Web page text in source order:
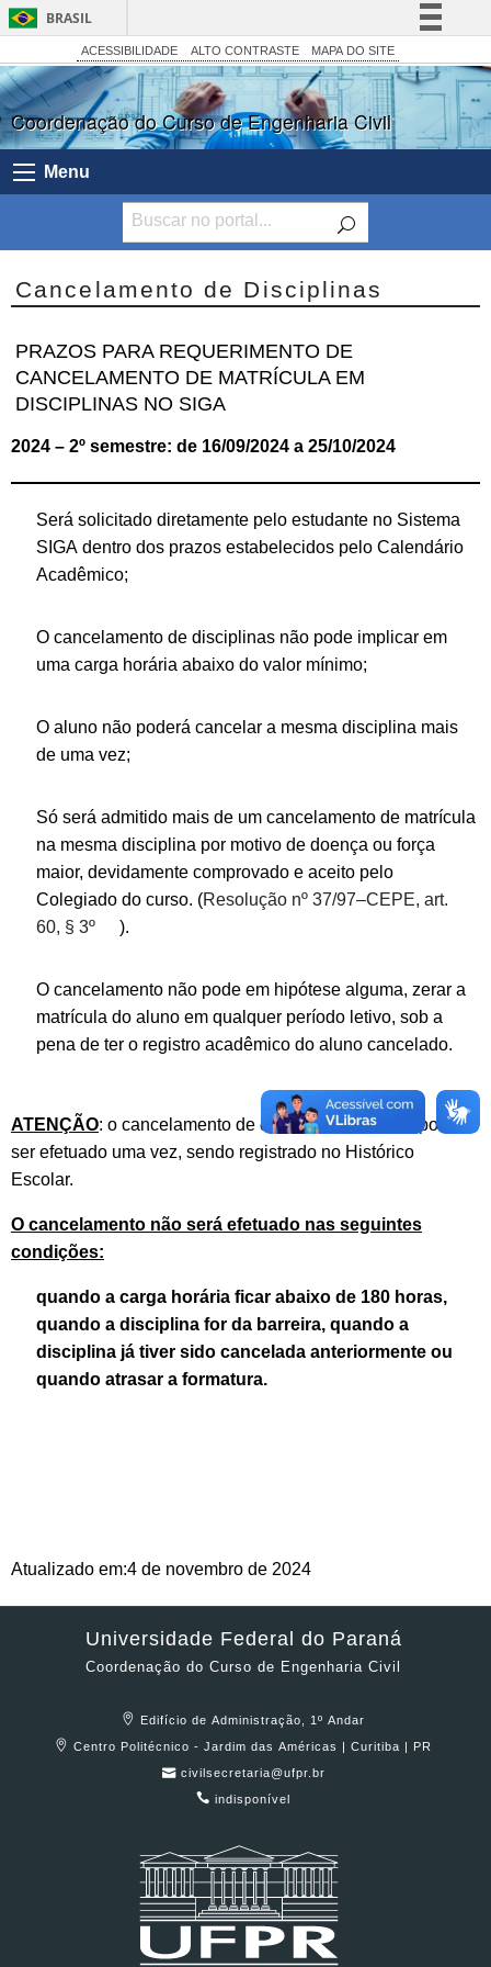
BRASIL
Simplifique!
Comunica BR
Participe
Acesso à informação
Canais
ACESSIBILIDADE ALTO CONTRASTE MAPA DO SITE
Coordenação do Curso de Engenharia Civil
Menu
Cancelamento de Disciplinas
PRAZOS PARA REQUERIMENTO DE
CANCELAMENTO DE MATRÍCULA EM
DISCIPLINAS NO SIGA
2024 – 2º semestre: de 16/09/2024 a 25/10/2024
Será solicitado diretamente pelo estudante no Sistema
SIGA dentro dos prazos estabelecidos pelo Calendário
Acadêmico;
O cancelamento de disciplinas não pode implicar em
uma carga horária abaixo do valor mínimo;
O aluno não poderá cancelar a mesma disciplina mais
de uma vez;
Só será admitido mais de um cancelamento de matrícula
na mesma disciplina por motivo de doença ou força
maior, devidamente comprovado e aceito pelo
Colegiado do curso. (Resolução nº 37/97–CEPE, art.
60, § 3º
).
O cancelamento não pode em hipótese alguma, zerar a
matrícula do aluno em qualquer período letivo, sob a
pena de ter o registro acadêmico do aluno cancelado.
ATENÇÃO: o cancelamento de disciplinas somente pode
ser efetuado uma vez, sendo registrado no Histórico
Escolar.
O cancelamento não será efetuado nas seguintes
condições:
quando a carga horária ficar abaixo de 180 horas,
quando a disciplina for da barreira, quando a
disciplina já tiver sido cancelada anteriormente ou
quando atrasar a formatura.
Atualizado em:4 de novembro de 2024
Universidade Federal do Paraná
Coordenação do Curso de Engenharia Civil
Edifício de Administração, 1º Andar
Centro Politécnico - Jardim das Américas | Curitiba | PR
civilsecretaria@ufpr.br
indisponível